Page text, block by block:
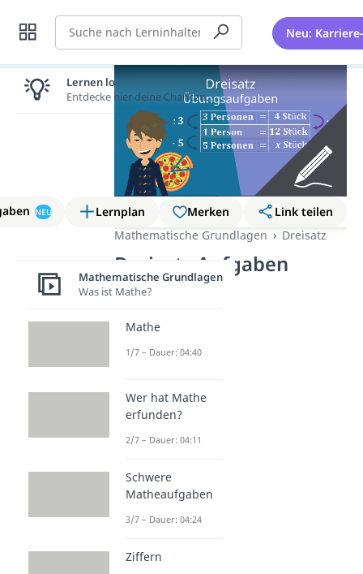
Suche Neu:
NEU Lernplan Merken
Link teilen
Mathematische Grundlagen
Dreisatz
Dreisatz Aufgaben
Lernen lohnt sich!
Entdecke hier deine Chancen.
Mathematische Grundlagen
Was ist Mathe?
Mathe
1/7 – Dauer: 04:40
Wer hat Mathe
erfunden?
2/7 – Dauer: 04:11
Schwere
Matheaufgaben
3/7 – Dauer: 04:24
Ziffern